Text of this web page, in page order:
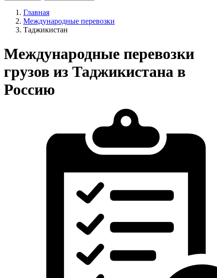
Главная
Международные перевозки
Таджикистан
Международные перевозки
грузов из Таджикистана в
Россию